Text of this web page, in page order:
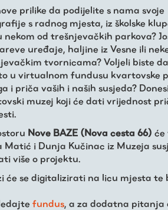
prilike da podijelite s nama
s radnog mjesta, iz školske
nekom od trešnjevačkih parkova?
uređaje, haljine iz Vesne ili
tvornicama? Voljeli biste
u virtualnom fundusu kvartovske
i priča vaših i naših susjeda?
muzej koji će dati vrijednost
Nove BAZE (Nova cesta 66) će
Matić i Dunja Kučinac iz Muzeja
više o projektu.
će se digitalizirati na licu mjesta te
fundus, a za dodatna pitanja